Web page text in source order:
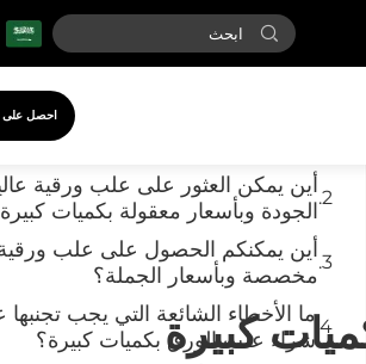
احصل على
كبيرة
جدول المحتويات
أين يمكن شراء علب الورق عالية
أين يمكن العثور على علب ورقية
الجودة وبأسعار معقولة بكميات كبيرة
أين يمكنكم الحصول على علب
مخصصة وبأسعار الجملة؟
ما الأخطاء الشائعة التي يجب تجنبها
شراء علب الورق بكميات كبيرة؟